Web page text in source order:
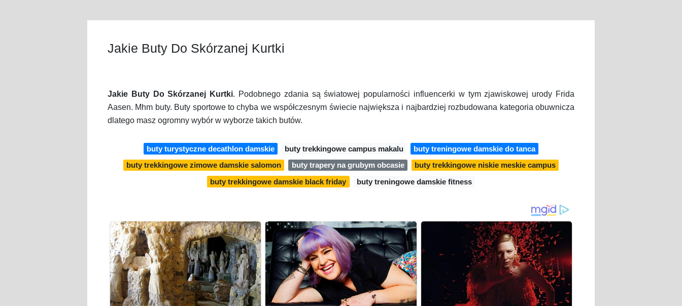
Jakie Buty Do Skórzanej Kurtki
Jakie Buty Do Skórzanej Kurtki. Podobnego zdania są światowej popularności influencerki w tym zjawiskowej urody Frida
Aasen. Mhm buty. Buty sportowe to chyba we współczesnym świecie największa i najbardziej rozbudowana kategoria obuwnicza
dlatego masz ogromny wybór w wyborze takich butów.
buty turystyczne decathlon damskie buty trekkingowe campus makalu
buty treningowe damskie do tanca
buty trekkingowe zimowe damskie salomon
buty trapery na grubym obcasie
buty trekkingowe niskie meskie campus
buty trekkingowe damskie black friday
buty treningowe damskie fitness